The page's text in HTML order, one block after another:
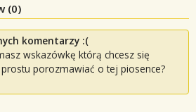
(0)
komentarzy :(
wskazówkę którą chcesz się
porozmawiać o tej piosence?